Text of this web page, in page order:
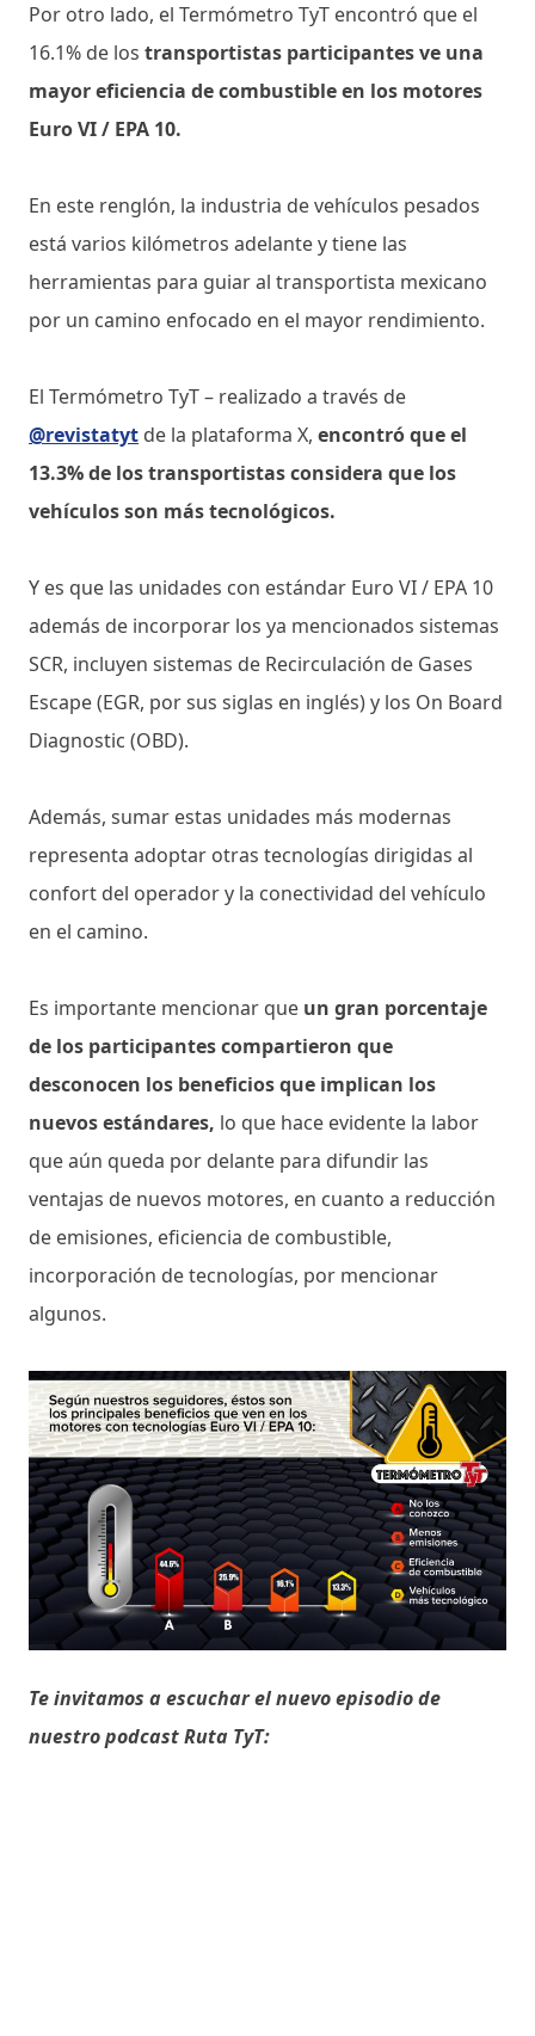
Por otro lado, el Termómetro TyT encontró que el
16.1% de los transportistas participantes ve una
mayor eficiencia de combustible en los motores
Euro VI / EPA 10.
En este renglón, la industria de vehículos pesados
está varios kilómetros adelante y tiene las
herramientas para guiar al transportista mexicano
por un camino enfocado en el mayor rendimiento.
El Termómetro TyT – realizado a través de
@revistatyt de la plataforma X, encontró que el
13.3% de los transportistas considera que los
vehículos son más tecnológicos.
Y es que las unidades con estándar Euro VI / EPA 10
además de incorporar los ya mencionados sistemas
SCR, incluyen sistemas de Recirculación de Gases
Escape (EGR, por sus siglas en inglés) y los On Board
Diagnostic (OBD).
Además, sumar estas unidades más modernas
representa adoptar otras tecnologías dirigidas al
confort del operador y la conectividad del vehículo
en el camino.
Es importante mencionar que un gran porcentaje
de los participantes compartieron que
desconocen los beneficios que implican los
nuevos estándares, lo que hace evidente la labor
que aún queda por delante para difundir las
ventajas de nuevos motores, en cuanto a reducción
de emisiones, eficiencia de combustible,
incorporación de tecnologías, por mencionar
algunos.
Te invitamos a escuchar el nuevo episodio de
nuestro podcast Ruta TyT: